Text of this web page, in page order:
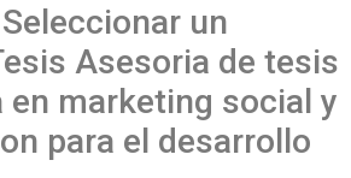
un
Asesoria de tesis
en marketing social y
para el desarrollo